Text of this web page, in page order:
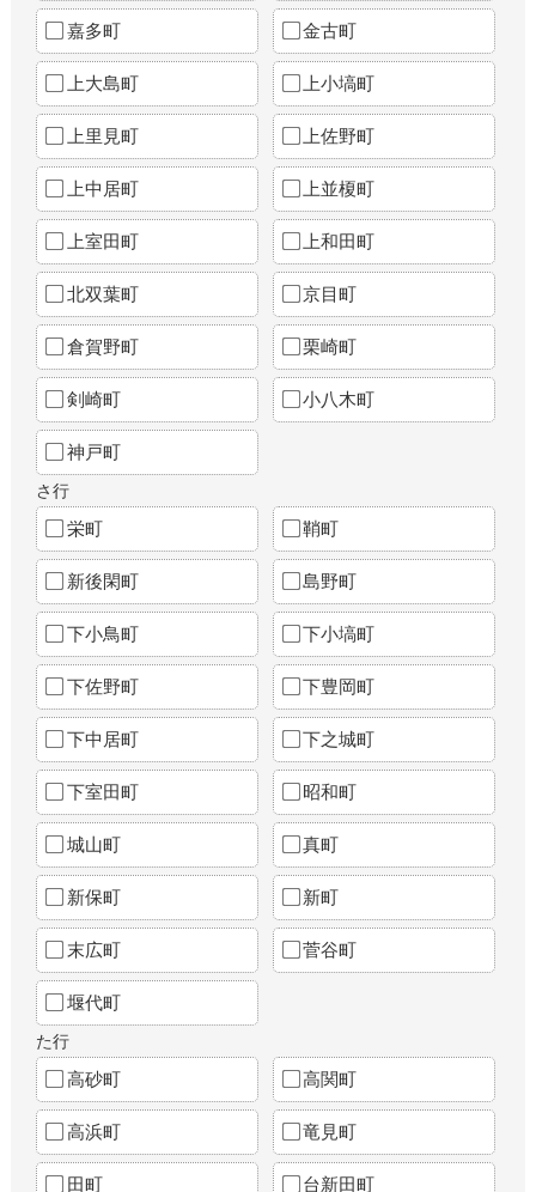
嘉多町 金古町
上大島町 上小塙町
上里見町 上佐野町
上中居町 上並榎町
上室田町 上和田町
北双葉町 京目町
倉賀野町 栗崎町
剣崎町 小八木町
神戸町
さ行
栄町 鞘町
新後閑町 島野町
下小鳥町 下小塙町
下佐野町 下豊岡町
下中居町 下之城町
下室田町 昭和町
城山町 真町
新保町 新町
末広町 菅谷町
堰代町
た行
高砂町 高関町
高浜町 竜見町
田町 台新田町